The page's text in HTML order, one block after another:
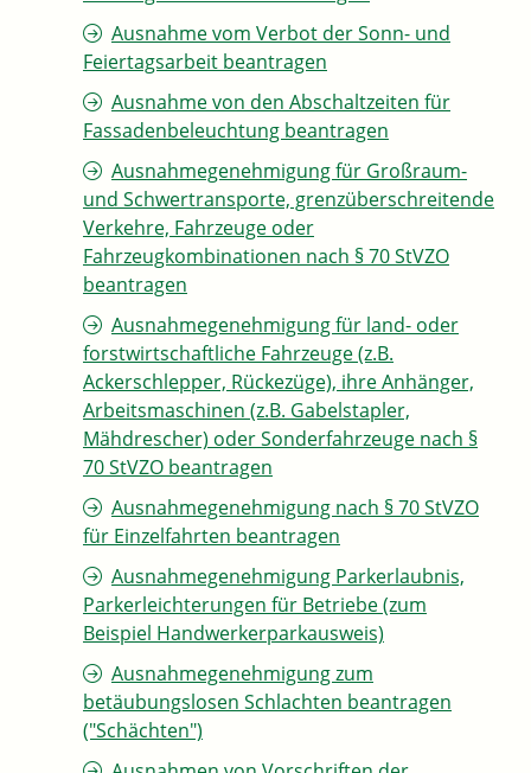
Ausnahme vom Verbot der Sonn- und
Feiertagsarbeit beantragen
Ausnahme von den Abschaltzeiten für
Fassadenbeleuchtung beantragen
Ausnahmegenehmigung für Großraum-
und Schwertransporte, grenzüberschreitende
Verkehre, Fahrzeuge oder
Fahrzeugkombinationen nach § 70 StVZO
beantragen
Ausnahmegenehmigung für land- oder
forstwirtschaftliche Fahrzeuge (z.B.
Ackerschlepper, Rückezüge), ihre Anhänger,
Arbeitsmaschinen (z.B. Gabelstapler,
Mähdrescher) oder Sonderfahrzeuge nach §
70 StVZO beantragen
Ausnahmegenehmigung nach § 70 StVZO
für Einzelfahrten beantragen
Ausnahmegenehmigung Parkerlaubnis,
Parkerleichterungen für Betriebe (zum
Beispiel Handwerkerparkausweis)
Ausnahmegenehmigung zum
betäubungslosen Schlachten beantragen
("Schächten")